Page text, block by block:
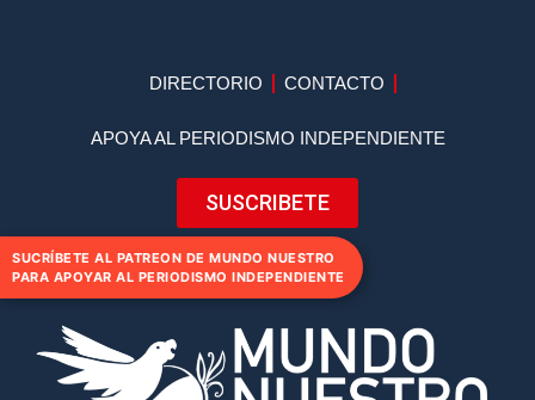
DIRECTORIO CONTACTO
APOYA AL PERIODISMO INDEPENDIENTE
SUSCRIBETE
SUCRÍBETE AL PATREON DE MUNDO NUESTRO
PARA APOYAR AL PERIODISMO INDEPENDIENTE